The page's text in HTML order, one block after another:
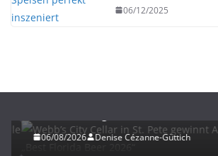
06/12/2025
06/08/2026 Denise Cézanne-Güttich